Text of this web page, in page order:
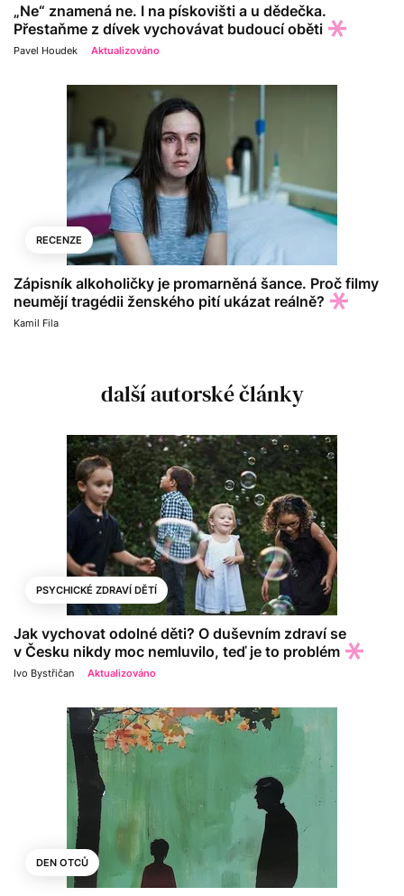
„Ne“ znamená ne. I na pískovišti a u dědečka.
Přestaňme z dívek vychovávat budoucí oběti
Pavel Houdek Aktualizováno
RECENZE
Zápisník alkoholičky je promarněná šance. Proč filmy
neumějí tragédii ženského pití ukázat reálně?
Kamil Fila
další autorské články
PSYCHICKÉ ZDRAVÍ DĚTÍ
Jak vychovat odolné děti? O duševním zdraví se
v Česku nikdy moc nemluvilo, teď je to problém
Ivo Bystřičan Aktualizováno
DEN OTCŮ